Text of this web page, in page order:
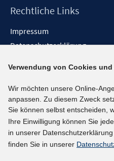
Rechtliche Links
Impressum
Datenschutzerklärung
Barrieren melden
Social-Media-Kanäle
BlueSky
YouTube
LinkedIn
Verwendung von Cookies
Wir möchten unsere Online-
anpassen. Zu diesem Zweck
Sie können selbst entscheiden,
Ihre Einwilligung können Sie
in unserer
finden Sie in unserer